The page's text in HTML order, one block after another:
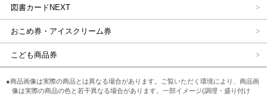
図書カードNEXT
おこめ券・アイスクリーム券
こども商品券
●商品画像は実際の商品とは異なる場合があります。ご覧いただく環境により、商品画
像は実際の商品の色と若干異なる場合があります。一部イメージ(調理・盛り付け